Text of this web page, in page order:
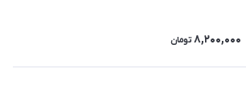
8,200,000 تومان